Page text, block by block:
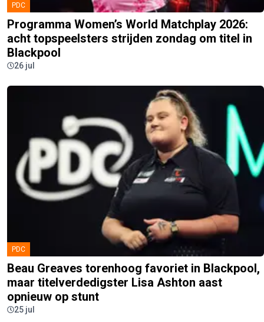
PDC
Programma Women’s World Matchplay 2026:
acht topspeelsters strijden zondag om titel in
Blackpool
26 jul
PDC
Beau Greaves torenhoog favoriet in Blackpool,
maar titelverdedigster Lisa Ashton aast
opnieuw op stunt
25 jul